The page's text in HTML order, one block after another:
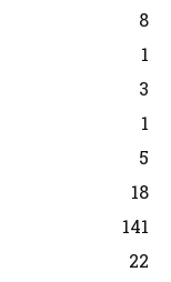
8
1
3
1
5
18
141
22